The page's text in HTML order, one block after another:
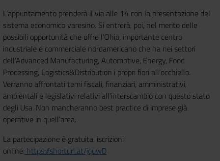
L’appuntamento prenderà il via alle 14 con la presentazione del
sistema economico varesino. Si entrerà, poi, nel merito delle
possibili opportunità che offre l’Ohio, importante centro
industriale e commerciale nordamericano che ha nei settori
dell’Advanced Manufacturing, Automotive, Energy, Food
Processing, Logistics&Distribution i propri fiori all’occhiello.
Verranno affrontati temi fiscali, finanziari, amministrativi,
ambientali e legislativi relativi all’interscambio con questo stato
degli Usa. Non mancheranno best practice di imprese già
operative in quell’area.
La partecipazione è gratuita, iscrizioni
online: https://shorturl.at/jquwD